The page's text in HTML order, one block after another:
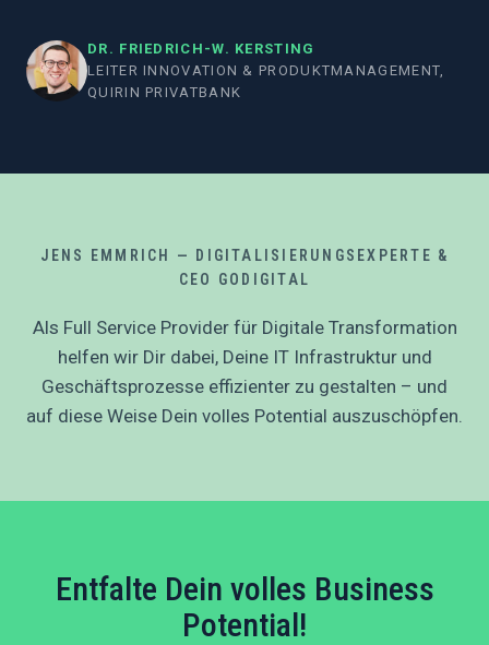
DR. FRIEDRICH-W. KERSTING
LEITER INNOVATION & PRODUKTMANAGEMENT,
QUIRIN PRIVATBANK
JENS EMMRICH — DIGITALISIERUNGSEXPERTE &
CEO GODIGITAL
Als Full Service Provider für Digitale Transformation
helfen wir Dir dabei, Deine IT Infrastruktur und
Geschäftsprozesse effizienter zu gestalten – und
auf diese Weise Dein volles Potential auszuschöpfen.
Entfalte Dein volles Business
Potential!